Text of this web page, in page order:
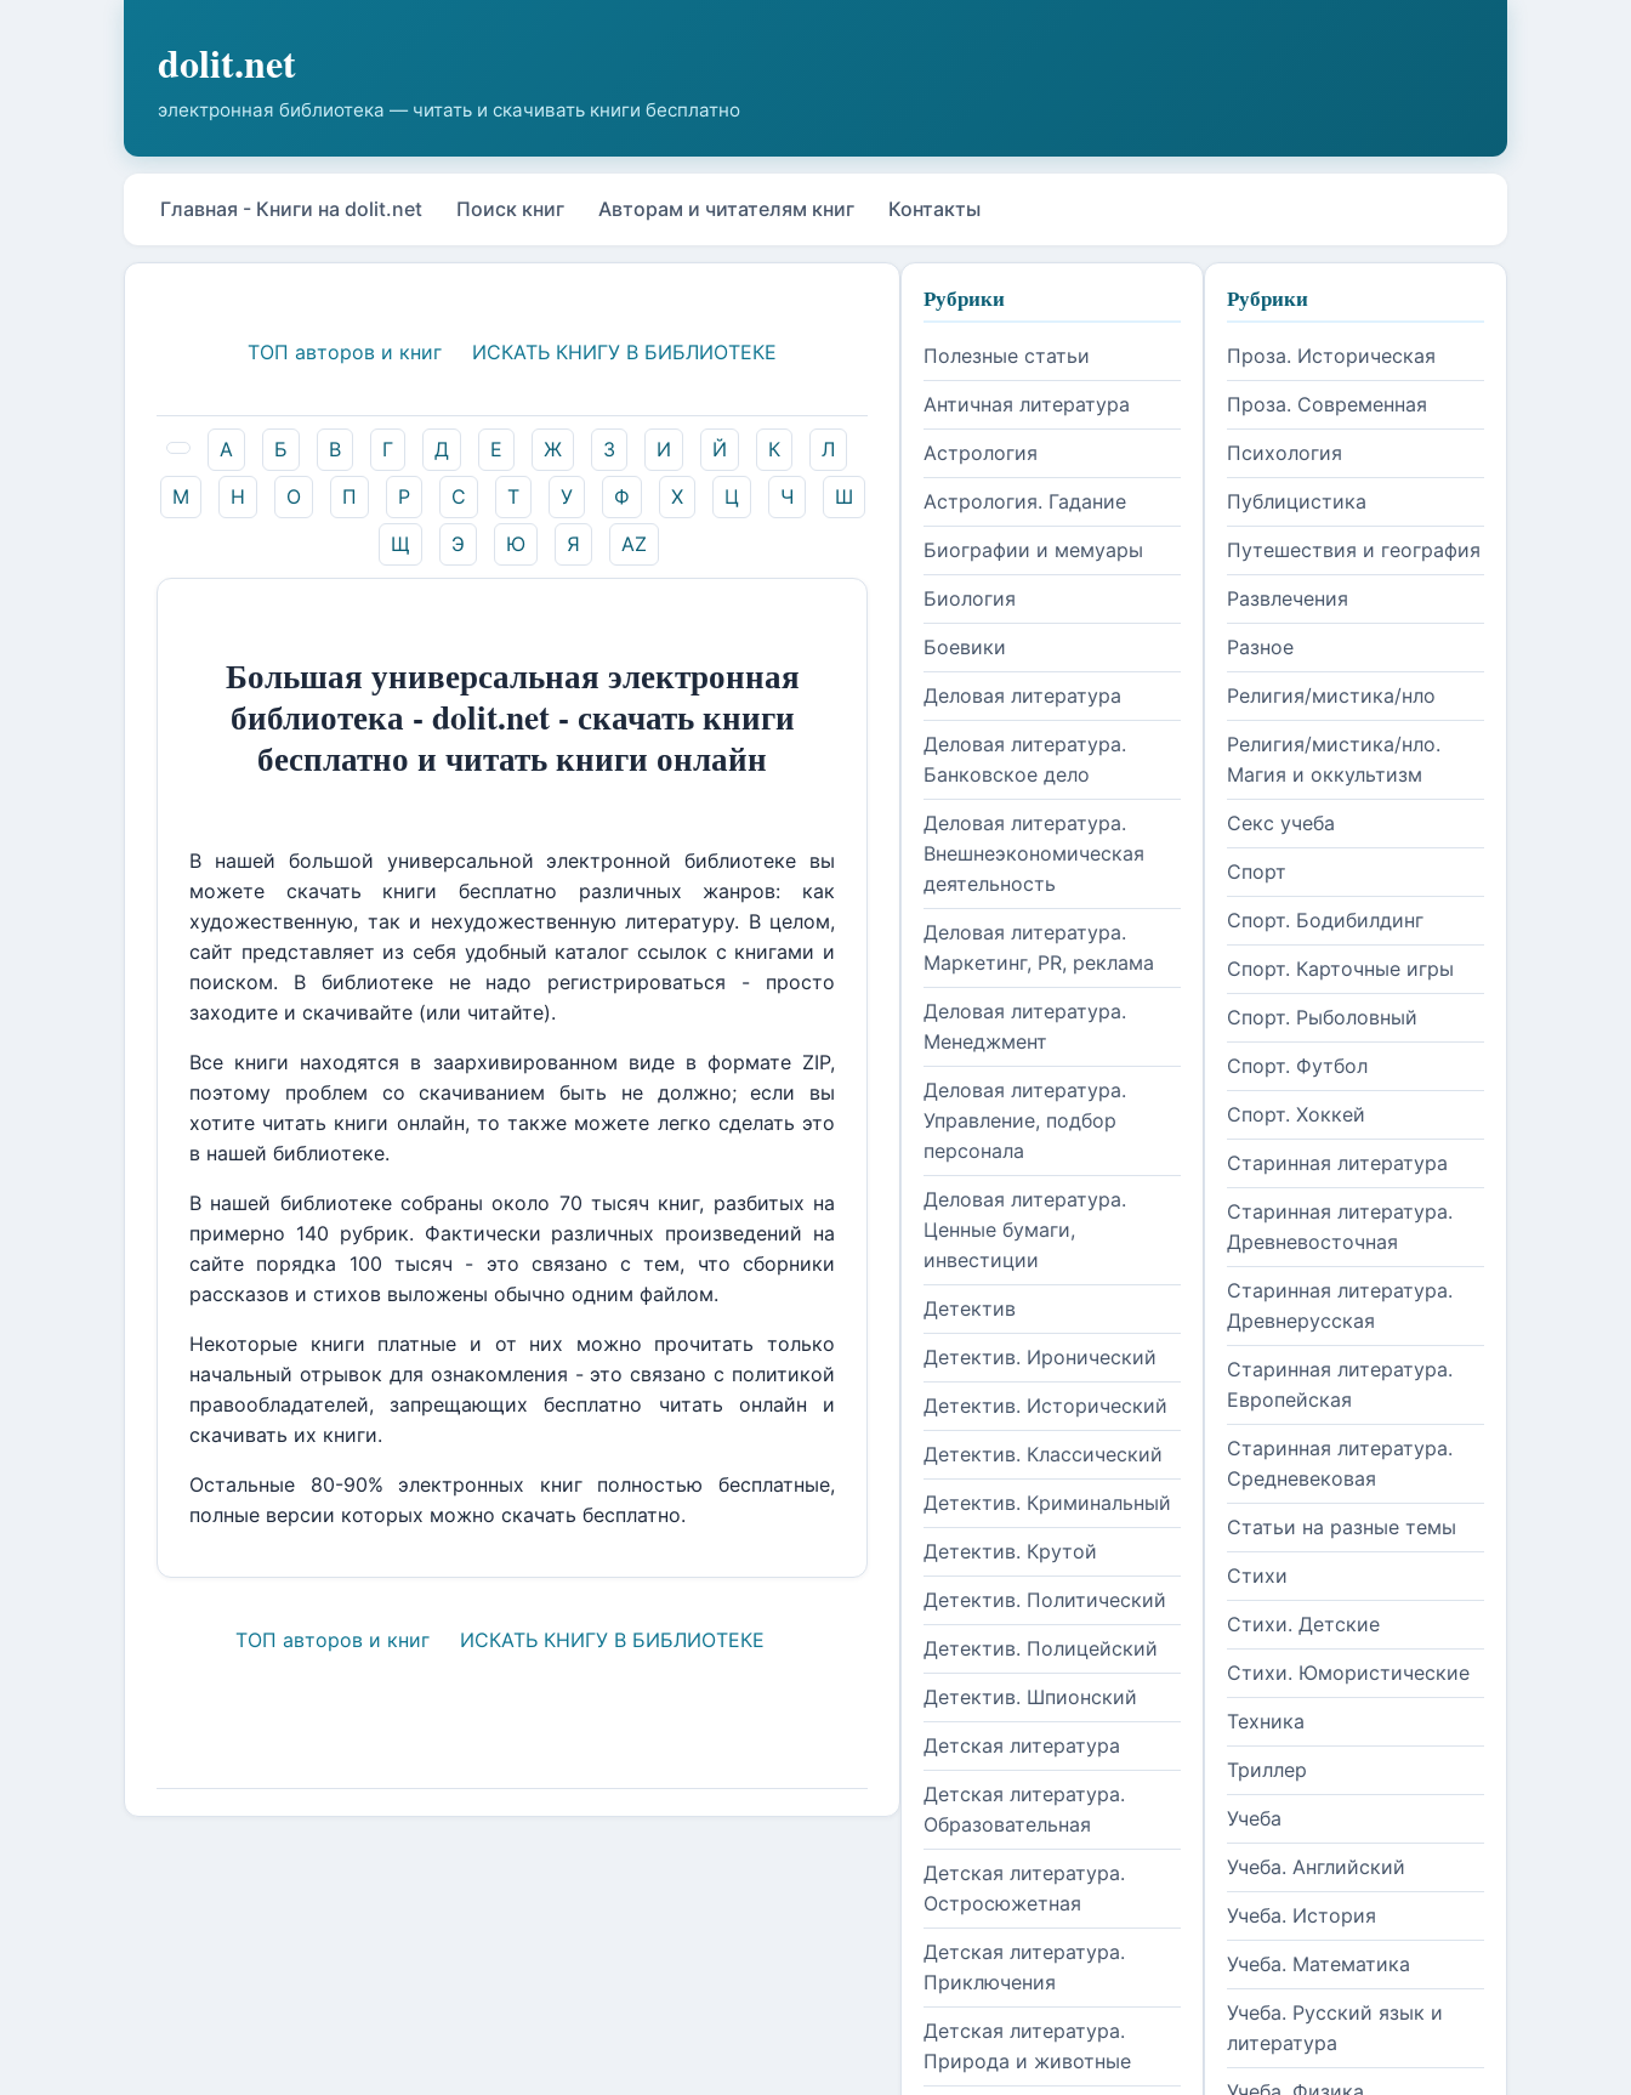
Главная - Книги на dolit.net Поиск книг Авторам и читателям книг Контакты
ТОП авторов и книг ИСКАТЬ КНИГУ В БИБЛИОТЕКЕ
А Б В Г Д Е Ж З И Й К
Л
М
Н О П Р С Т У Ф Х Ц Ч
Ш
Щ
Э Ю Я AZ
Большая универсальная электронная
библиотека - dolit.net - скачать книги
бесплатно и читать книги онлайн
В нашей большой универсальной электронной библиотеке вы
можете скачать книги бесплатно различных жанров: как
художественную, так и нехудожественную литературу. В целом,
сайт представляет из себя удобный каталог ссылок с книгами и
поиском. В библиотеке не надо регистрироваться - просто
заходите и скачивайте (или читайте).
Все книги находятся в заархивированном виде в формате ZIP,
поэтому проблем со скачиванием быть не должно; если вы
хотите читать книги онлайн, то также можете легко сделать это
в нашей библиотеке.
В нашей библиотеке собраны около 70 тысяч книг, разбитых на
примерно 140 рубрик. Фактически различных произведений на
сайте порядка 100 тысяч - это связано с тем, что сборники
рассказов и стихов выложены обычно одним файлом.
Некоторые книги платные и от них можно прочитать только
начальный отрывок для ознакомления - это связано с политикой
правообладателей, запрещающих бесплатно читать онлайн и
скачивать их книги.
Остальные 80-90% электронных книг полностью бесплатные,
полные версии которых можно скачать бесплатно.
ТОП авторов и книг ИСКАТЬ КНИГУ В БИБЛИОТЕКЕ
Рубрики
Полезные статьи
Античная литература
Астрология
Астрология. Гадание
Биографии и мемуары
Биология
Боевики
Деловая литература
Деловая литература.
Банковское дело
Деловая литература.
Внешнеэкономическая
деятельность
Деловая литература.
Маркетинг, PR, реклама
Деловая литература.
Менеджмент
Деловая литература.
Управление, подбор
персонала
Деловая литература.
Ценные бумаги,
инвестиции
Детектив
Детектив. Иронический
Детектив. Исторический
Детектив. Классический
Детектив. Криминальный
Детектив. Крутой
Детектив. Политический
Детектив. Полицейский
Детектив. Шпионский
Детская литература
Детская литература.
Образовательная
Детская литература.
Остросюжетная
Детская литература.
Приключения
Детская литература.
Природа и животные
Рубрики
Проза. Историческая
Проза. Современная
Психология
Публицистика
Путешествия и география
Развлечения
Разное
Религия/мистика/нло
Религия/мистика/нло.
Магия и оккультизм
Секс учеба
Спорт
Спорт. Бодибилдинг
Спорт. Карточные игры
Спорт. Рыболовный
Спорт. Футбол
Спорт. Хоккей
Старинная литература
Старинная литература.
Древневосточная
Старинная литература.
Древнерусская
Старинная литература.
Европейская
Старинная литература.
Средневековая
Статьи на разные темы
Стихи
Стихи. Детские
Стихи. Юмористические
Техника
Триллер
Учеба
Учеба. Английский
Учеба. История
Учеба. Математика
Учеба. Русский язык и
литература